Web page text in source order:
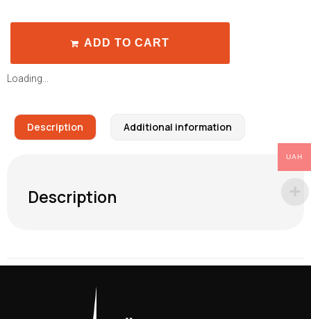
ADD TO CART
Loading...
Description Additional information
Description
UAH